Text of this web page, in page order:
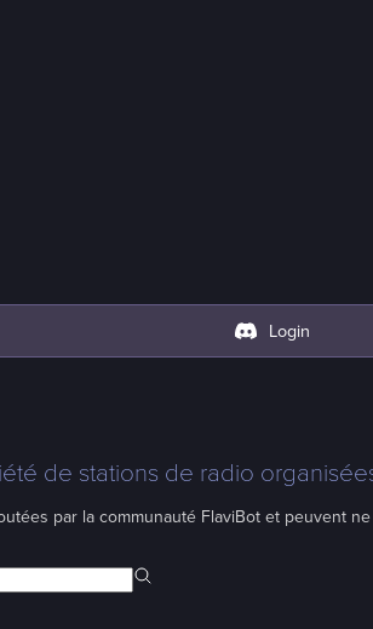
Login
de stations de radio
par la communauté FlaviBot et peuvent